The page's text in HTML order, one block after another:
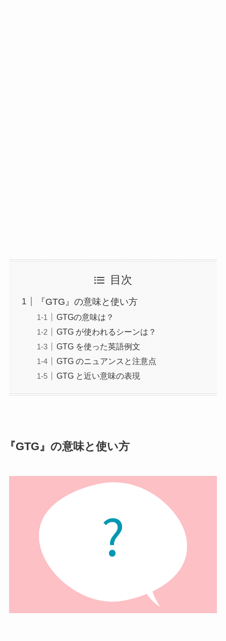
目次
『GTG』の意味と使い方
GTGの意味は？
GTG が使われるシーンは？
GTG を使った英語例文
GTG のニュアンスと注意点
GTG と近い意味の表現
『GTG』の意味と使い方